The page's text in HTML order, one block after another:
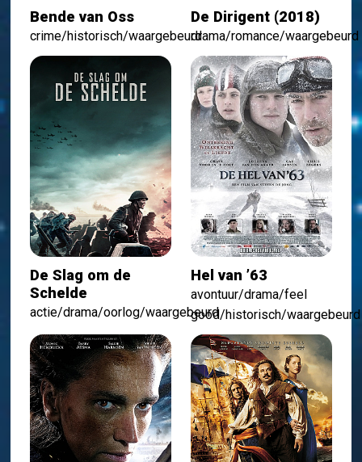
Bende van Oss
crime/historisch/waargebeurd
De Dirigent (2018)
drama/romance/waargebeurd
De Slag om de
Schelde
actie/drama/oorlog/waargebeurd
Hel van ’63
avontuur/drama/feel
good/historisch/waargebeurd